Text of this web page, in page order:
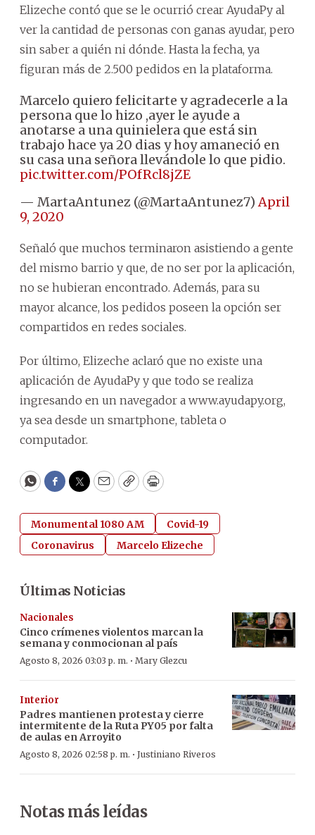
Elizeche contó que se le ocurrió crear AyudaPy al
ver la cantidad de personas con ganas ayudar, pero
sin saber a quién ni dónde. Hasta la fecha, ya
figuran más de 2.500 pedidos en la plataforma.
Marcelo quiero felicitarte y agradecerle a la
persona que lo hizo ,ayer le ayude a
anotarse a una quinielera que está sin
trabajo hace ya 20 dias y hoy amaneció en
su casa una señora llevándole lo que pidio.
pic.twitter.com/POfRcl8jZE
— MartaAntunez (@MartaAntunez7)April
9, 2020
Señaló que muchos terminaron asistiendo a gente
del mismo barrio y que, de no ser por la aplicación,
no se hubieran encontrado. Además, para su
mayor alcance, los pedidos poseen la opción ser
compartidos en redes sociales.
Por último, Elizeche aclaró que no existe una
aplicación de AyudaPy y que todo se realiza
ingresando en un navegador a www.ayudapy.org,
ya sea desde un smartphone, tableta o
computador.
WhatsApp
Facebook
Twitter
EmailCopyPrint
Monumental 1080 AM
Covid-19
Coronavirus
Marcelo Elizeche
Últimas Noticias
Nacionales
Cinco crímenes violentos marcan la
semana y conmocionan al país
Agosto 8, 2026 03:03 p. m. · Mary Glezcu
Interior
Padres mantienen protesta y cierre
intermitente de la Ruta PY05 por falta
de aulas en Arroyito
Agosto 8, 2026 02:58 p. m. · Justiniano Riveros
Notas más leídas